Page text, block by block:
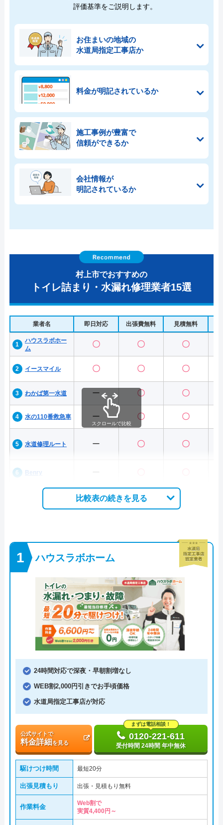
評価基準をご説明します。
お住まいの地域の
水道局指定工事店か
料金が明記されているか
施工事例が豊富で
信頼ができるか
会社情報が
明記されているか
村上市でおすすめの
トイレ詰まり・水漏れ修理業者15選
業者名 即日対応 出張費無料 見積無料
ハウスラボホー
ム
〇 〇 〇
イースマイル 〇 〇 〇
わかば第一水道 ー 〇 〇
水の110番救急車 ー 〇 〇
水道修理ルート ー 〇 〇
Benry
スクロールで比較
比較表の続きを見る
ハウスラボホーム
24時間対応で深夜・早朝割増なし
WEB割2,000円引きでお手頃価格
水道局指定工事店が対応
公式サイトで
料金詳細を見る
まずは電話相談！
0120-221-611
受付時間 24時間 年中無休
駆けつけ時間 最短20分
出張見積もり 出張・見積もり無料
作業料金
Web割で
実質4,400円～